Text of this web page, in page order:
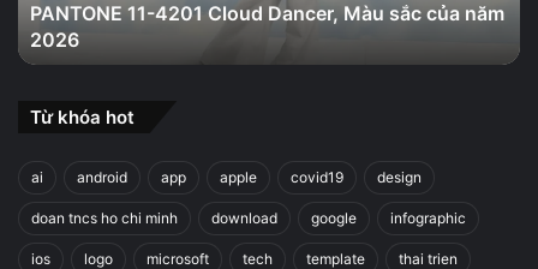
năm
2026
PANTONE 11-4201 Cloud Dancer, Màu sắc của năm
2026
Từ khóa hot
ai android app apple covid19 design
doan tncs ho chi minh download google infographic
ios logo microsoft tech template thai trien